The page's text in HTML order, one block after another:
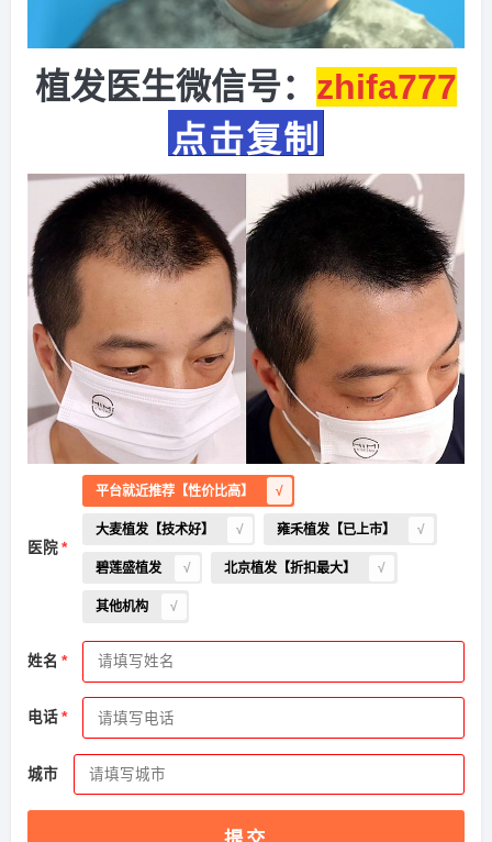
植发医生微信号： zhifa777
点击复制
医院
平台就近推荐【性价比高】
大麦植发【技术好】 雍禾植发【已上市】
碧莲盛植发 北京植发【折扣最大】
其他机构
姓名
电话
城市
2026-8-5 江西的田小姐（139****6721）
请到院出示【手机号】领取当月最低折扣 √
2026-8-4 山东的卢小姐（136****2793）
成功
手机号 】领取当月